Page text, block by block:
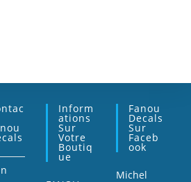
Inform
Ations
Sur
Votre
Boutiq
Ue
Fanou
Decals
Sur
Faceb
Ook
Michel